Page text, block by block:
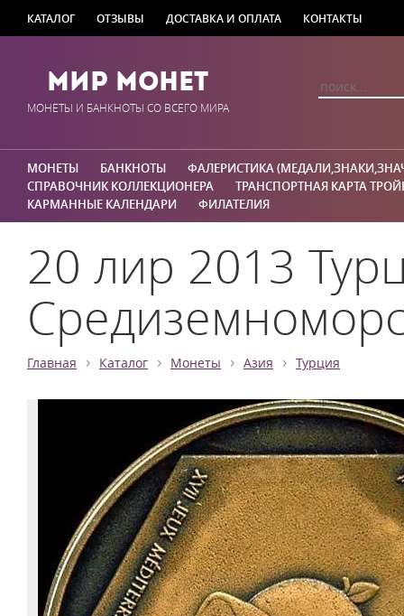
КАТАЛОГ ОТЗЫВЫ ДОСТАВКА И ОПЛАТА КОНТАКТЫ
Мир Монет
МОНЕТЫ И БАНКНОТЫ СО ВСЕГО МИРА
МОНЕТЫ БАНКНОТЫ
ФАЛЕРИСТИКА
СПРАВОЧНИК КОЛЛЕКЦИОНЕРА
ТРАНСПОРТНАЯ КАРТА
КАРМАННЫЕ КАЛЕНДАРИ
ФИЛАТЕЛИЯ
20 лир 2013
Главная › Каталог › Монеты › Азия › Турция